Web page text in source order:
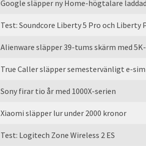
True Caller släpper semestervänligt e-sim
Sony firar tio år med 1000X-serien
Xiaomi släpper lur under 2000 kronor
Test: Logitech Zone Wireless 2 ES